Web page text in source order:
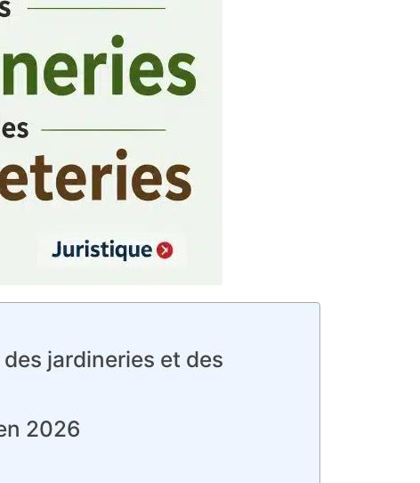
jardineries et des
2026